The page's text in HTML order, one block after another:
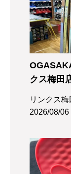
クス梅田
リンクス
2026/08/06